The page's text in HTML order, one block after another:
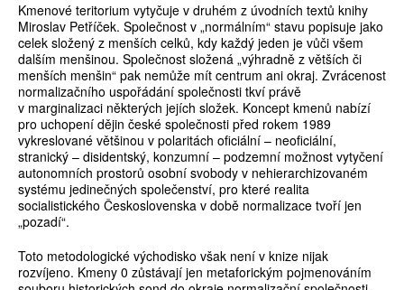
Kmenové teritorium vytyčuje v druhém z úvodních textů knihy
Miroslav Petříček. Společnost v „normálním“ stavu popisuje jako
celek složený z menších celků, kdy každý jeden je vůči všem
dalším menšinou. Společnost složená „výhradně z větších či
menších menšin“ pak nemůže mít centrum ani okraj. Zvrácenost
normalizačního uspořádání společnosti tkví právě
v marginalizaci některých jejích složek. Koncept kmenů nabízí
pro uchopení dějin české společnosti před rokem 1989
vykreslované většinou v polaritách oficiální – neoficiální,
stranický – disidentský, konzumní – podzemní možnost vytyčení
autonomních prostorů osobní svobody v nehierarchizovaném
systému jedinečných společenství, pro které realita
socialistického Československa v době normalizace tvoří jen
„pozadí“.
Toto metodologické východisko však není v knize nijak
rozvíjeno. Kmeny 0 zůstávají jen metaforickým pojmenováním